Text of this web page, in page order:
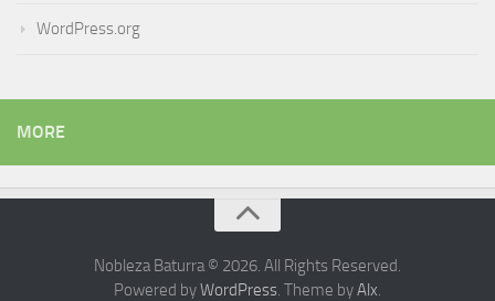
WordPress.org
MORE
Nobleza Baturra © 2026. All Rights Reserved.
Powered byWordPress. Theme byAlx.